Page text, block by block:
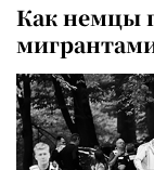
Как немцы